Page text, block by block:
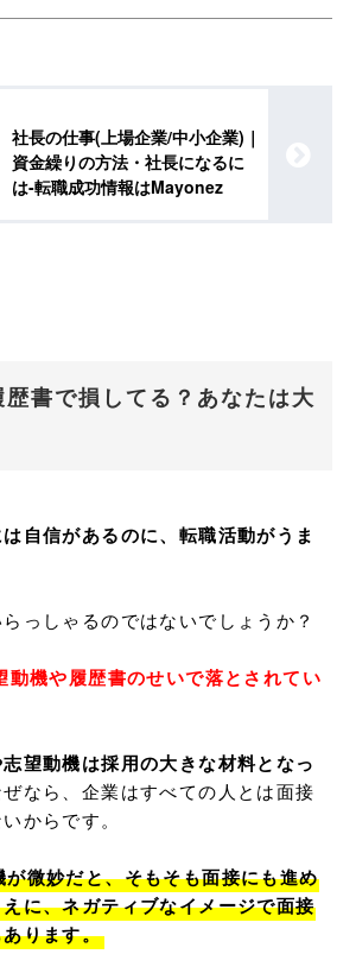
社長の仕事(上場企業/中小企業)｜
資金繰りの方法・社長になるに
は-転職成功情報はMayonez
書で損してる？あなたは大
は自信があるのに、転職活動がうま
っしゃるのではないでしょうか？
望動機は採用の大きな材料となっ
ぜなら、企業はすべての人とは面接
からです。
微妙だと、そもそも面接にも進め
に、ネガティブなイメージで面接
ります。